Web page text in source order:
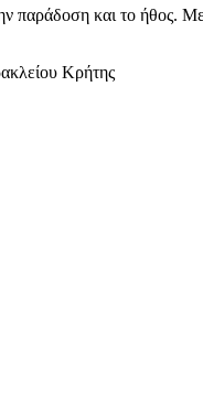
παράδοση και το ήθος.
Κρήτης